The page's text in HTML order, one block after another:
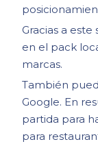
Gracias a
en el pack
marcas.
También
Google. En
partida para
para